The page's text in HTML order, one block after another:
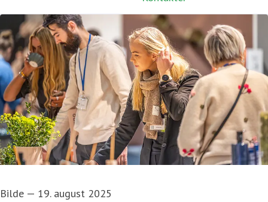
Bilde — 19. august 2025